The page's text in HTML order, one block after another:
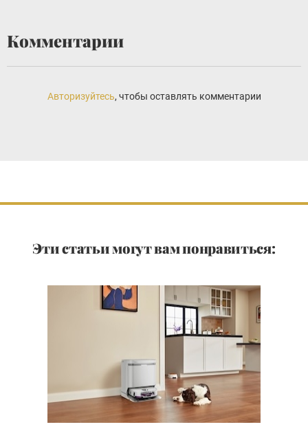
Комментарии
Авторизуйтесь, чтобы оставлять комментарии
Эти статьи могут вам понравиться: